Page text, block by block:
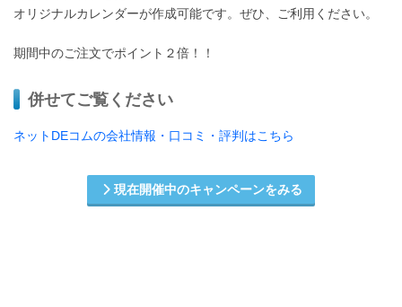
オリジナルカレンダーが作成可能です。ぜひ、ご利用ください。
期間中のご注文でポイント２倍！！
併せてご覧ください
ネットDEコムの会社情報・口コミ・評判はこちら
現在開催中のキャンペーンをみる